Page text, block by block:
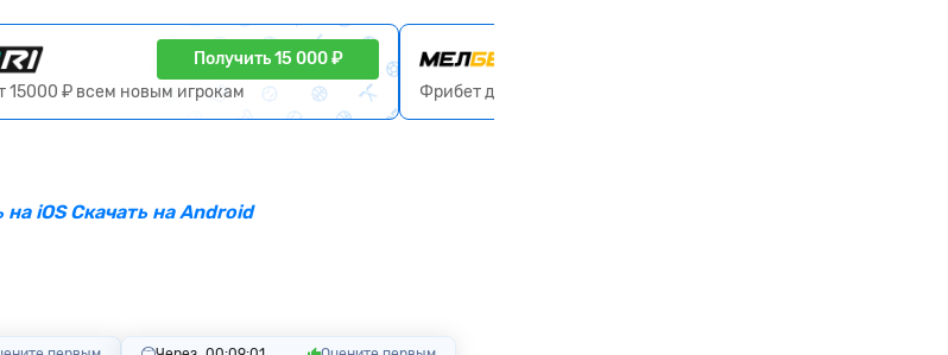
Получить 15 000 ₽
15000 ₽ всем новым игрокам
Фрибет до 30000₽ код VSEPRO
на iOSСкачать на Android